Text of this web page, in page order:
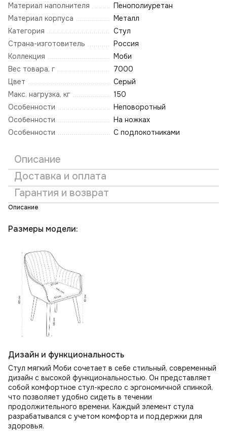
Материал наполнителя
Пенополиуретан
Материал корпуса
Металл
Категория
Стул
Страна-изготовитель
Россия
Коллекция
Моби
Вес товара, г
7000
Цвет
Серый
Макс. нагрузка, кг
150
Особенности
Неповоротный
Особенности
На ножках
Особенности
С подлокотниками
Описание
Доставка и оплата
Гарантия и возврат
Описание
Размеры модели:
Дизайн и функциональность
Стул мягкий Моби сочетает в себе стильный, современный
дизайн с высокой функциональностью. Он представляет
собой комфортное стул-кресло с эргономичной спинкой,
что позволяет удобно сидеть в течении
продолжительного времени. Каждый элемент стула
разрабатывался с учетом комфорта и поддержки для
здоровья.